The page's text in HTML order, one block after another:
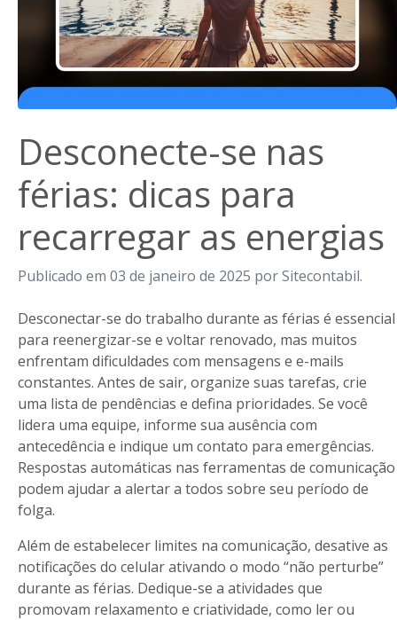
Desconecte-se nas
férias: dicas para
recarregar as energias
Publicado em 03 de janeiro de 2025 por Sitecontabil.
Desconectar-se do trabalho durante as férias é essencial
para reenergizar-se e voltar renovado, mas muitos
enfrentam dificuldades com mensagens e e-mails
constantes. Antes de sair, organize suas tarefas, crie
uma lista de pendências e defina prioridades. Se você
lidera uma equipe, informe sua ausência com
antecedência e indique um contato para emergências.
Respostas automáticas nas ferramentas de comunicação
podem ajudar a alertar a todos sobre seu período de
folga.
Além de estabelecer limites na comunicação, desative as
notificações do celular ativando o modo “não perturbe”
durante as férias. Dedique-se a atividades que
promovam relaxamento e criatividade, como ler ou